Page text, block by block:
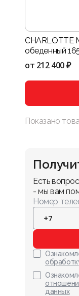
CHARLOTTE
обеденный
от 212 400 ₽
Показано
Есть
- мы вам
Номер
данных